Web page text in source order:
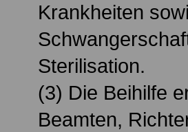
Krankheiten
Sterilisation.
(3) Die Beihilfe
Beamten,